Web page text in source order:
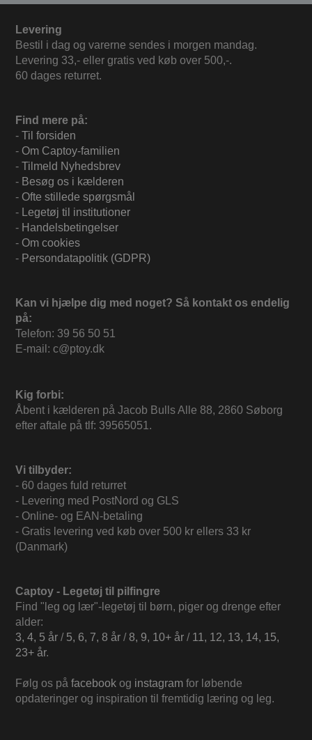
Levering
Bestil i dag og varerne sendes i morgen mandag.
Levering 33,- eller gratis ved køb over 500,-.
60 dages returret.
Find mere på:
- Til forsiden
- Om Captoy-familien
- Tilmeld Nyhedsbrev
- Besøg os i kælderen
- Ofte stillede spørgsmål
- Legetøj til institutioner
- Handelsbetingelser
- Om cookies
- Persondatapolitik (GDPR)
Kan vi hjælpe dig med noget? Så kontakt os endelig
på:
Telefon: 39 56 50 51
E-mail: c@ptoy.dk
Kig forbi:
Åbent i kælderen på Jacob Bulls Alle 88, 2860 Søborg
efter aftale på tlf: 39565051.
Vi tilbyder:
- 60 dages fuld returret
- Levering med PostNord og GLS
- Online- og EAN-betaling
- Gratis levering ved køb over 500 kr ellers 33 kr
(Danmark)
Captoy - Legetøj til pilfingre
Find "leg og lær"-legetøj til børn, piger og drenge efter
alder:
3, 4, 5 år / 5, 6, 7, 8 år /8, 9, 10+ år / 11, 12, 13, 14, 15,
23+ år.
Følg os på facebook og instagram for løbende
opdateringer og inspiration til fremtidig læring og leg.